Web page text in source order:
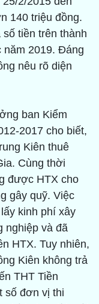
140 triệu đồng.
tiền trên thành
năm 2019. Đáng
nêu rõ diện
ban Kiểm
2017 cho biết,
Kiên thuê
Cùng thời
được HTX cho
gây quỹ. Việc
kinh phí xây
nghiệp và đã
HTX. Tuy nhiên,
Kiên không trả
THT Tiền
số đơn vị thi